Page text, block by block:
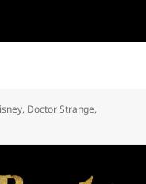
, Doctor Strange,